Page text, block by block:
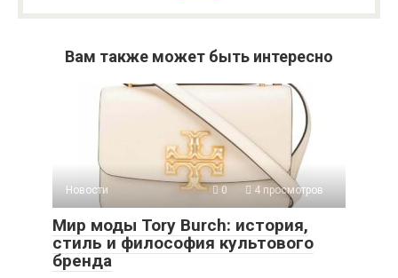
Вам также может быть интересно
Новости 0 4 просмотров
Мир моды Tory Burch: история,
стиль и философия культового
бренда